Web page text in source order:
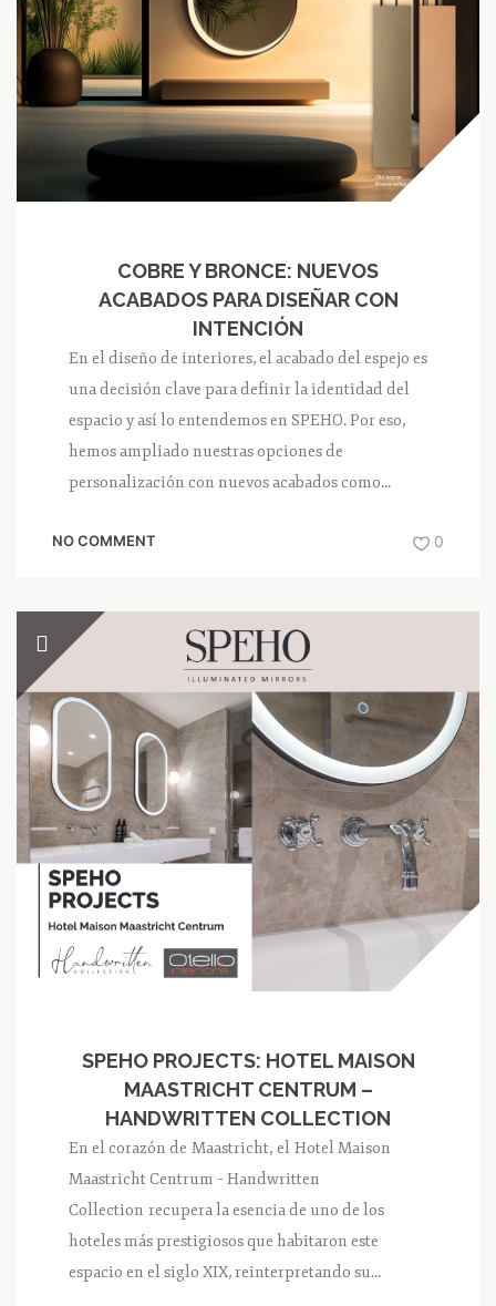
COBRE Y BRONCE: NUEVOS
ACABADOS PARA DISEÑAR CON
INTENCIÓN
En el diseño de interiores, el acabado del espejo es
una decisión clave para definir la identidad del
espacio y así lo entendemos en SPEHO. Por eso,
hemos ampliado nuestras opciones de
personalización con nuevos acabados como...
NO COMMENT 0
SPEHO PROJECTS: HOTEL MAISON
MAASTRICHT CENTRUM –
HANDWRITTEN COLLECTION
En el corazón de Maastricht, el Hotel Maison
Maastricht Centrum – Handwritten
Collection recupera la esencia de uno de los
hoteles más prestigiosos que habitaron este
espacio en el siglo XIX, reinterpretando su...